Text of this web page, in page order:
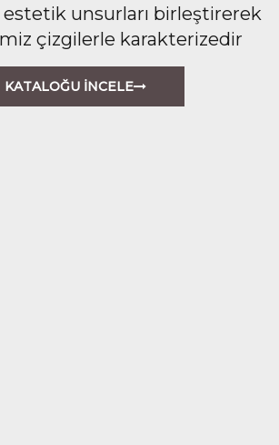
estetik unsurları birleştirerek
çizgilerle karakterizedir
KATALOĞU İNCELE